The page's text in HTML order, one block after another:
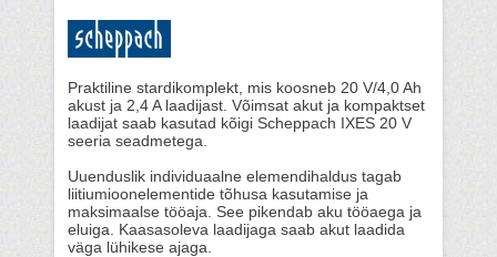
Praktiline stardikomplekt, mis koosneb 20 V/4,0 Ah
akust ja 2,4 A laadijast. Võimsat akut ja kompaktset
laadijat saab kasutad kõigi Scheppach IXES 20 V
seeria seadmetega.
Uuenduslik individuaalne elemendihaldus tagab
liitiumioonelementide tõhusa kasutamise ja
maksimaalse tööaja. See pikendab aku tööaega ja
eluiga. Kaasasoleva laadijaga saab akut laadida
väga lühikese ajaga.